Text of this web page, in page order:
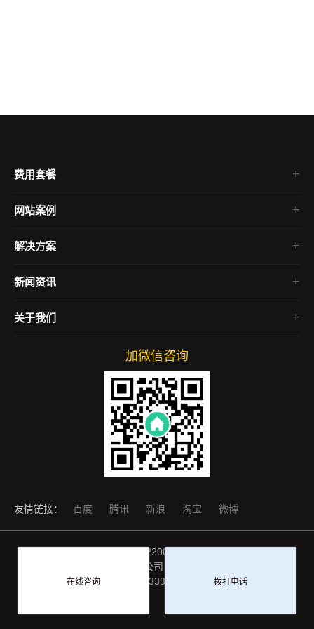
费用套餐
网站案例
企业官网
房产网站
解决方案
新闻资讯
SEO教程
关于我们
加微信咨询
友情链接： 百度 腾讯 新浪 淘宝 微博
（渝ICP备2022007072号）
2026 重庆本色网络科技有限公司 版权所有地址：重庆市电话：
18883333451
在线咨询 拨打电话